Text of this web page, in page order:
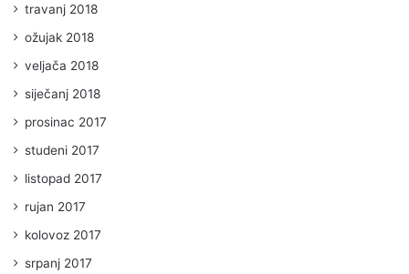
travanj 2018
ožujak 2018
veljača 2018
siječanj 2018
prosinac 2017
studeni 2017
listopad 2017
rujan 2017
kolovoz 2017
srpanj 2017